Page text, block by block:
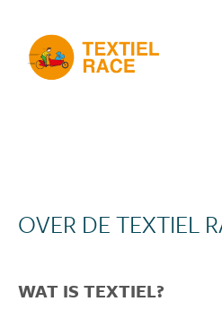
OVER DE TEXTIEL
WAT IS TEXTIEL?